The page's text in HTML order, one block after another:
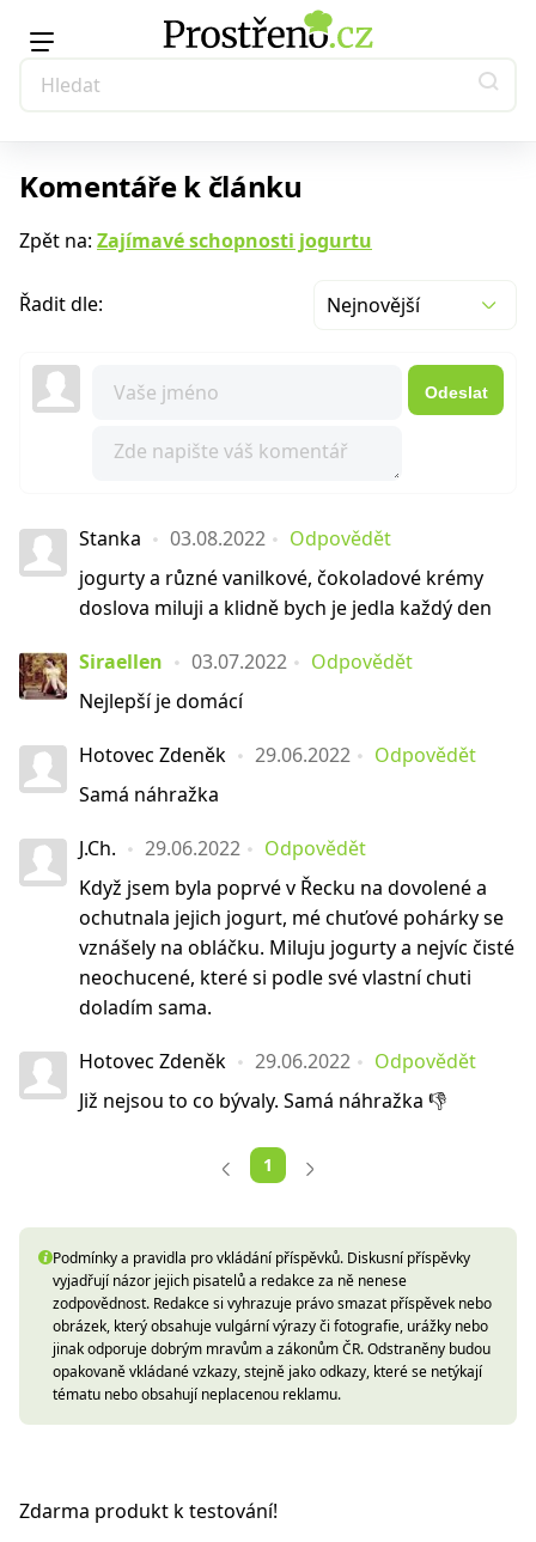
Komentáře k článku
Zpět na: Zajímavé schopnosti jogurtu
Řadit dle: Nejnovější
Odeslat
Stanka 03.08.2022
Odpovědět
jogurty a různé vanilkové, čokoladové krémy
doslova miluji a klidně bych je jedla každý den
Siraellen 03.07.2022
Odpovědět
Nejlepší je domácí
Hotovec Zdeněk 29.06.2022
Odpovědět
Samá náhražka
J.Ch. 29.06.2022
Odpovědět
Když jsem byla poprvé v Řecku na dovolené a
ochutnala jejich jogurt, mé chuťové pohárky se
vznášely na obláčku. Miluju jogurty a nejvíc čisté
neochucené, které si podle své vlastní chuti
doladím sama.
Hotovec Zdeněk 29.06.2022
Odpovědět
Již nejsou to co bývaly. Samá náhražka 👎
1
Podmínky a pravidla pro vkládání příspěvků. Diskusní příspěvky
vyjadřují názor jejich pisatelů a redakce za ně nenese
zodpovědnost. Redakce si vyhrazuje právo smazat příspěvek nebo
obrázek, který obsahuje vulgární výrazy či fotografie, urážky nebo
jinak odporuje dobrým mravům a zákonům ČR. Odstraněny budou
opakovaně vkládané vzkazy, stejně jako odkazy, které se netýkají
tématu nebo obsahují neplacenou reklamu.
Zdarma produkt k testování!